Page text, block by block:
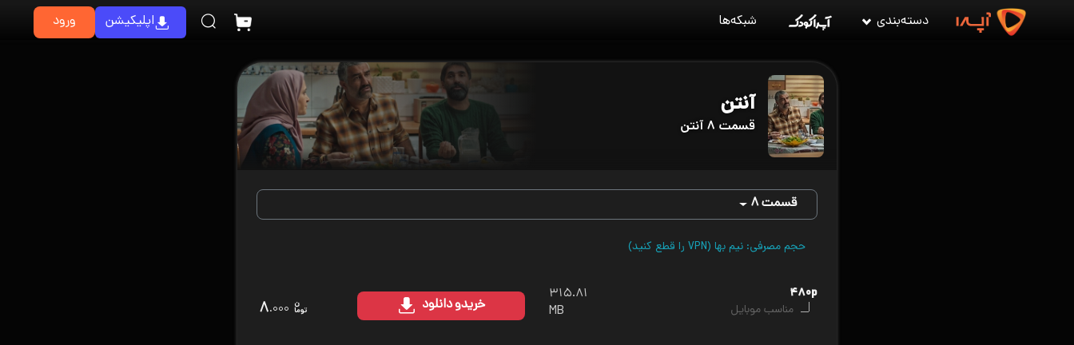
دسته‌بندی شبکه‌ها اپلیکیشن ورود
آنتن
قسمت ۸ آنتن
قسمت ۸
حجم مصرفی: نیم بها (VPN را قطع کنید)
۴۸۰p
مناسب موبایل
۳۱۵.۸۱
MB
خریدو دانلود ۸.۰۰۰